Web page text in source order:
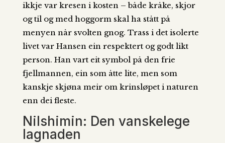
ikkje var kresen i kosten – både kråke, skjor
og til og med hoggorm skal ha stått på
menyen når svolten gnog. Trass i det isolerte
livet var Hansen ein respektert og godt likt
person. Han vart eit symbol på den frie
fjellmannen, ein som åtte lite, men som
kanskje skjøna meir om krinsløpet i naturen
enn dei fleste.
Nilshimin: Den vanskelege
lagnaden